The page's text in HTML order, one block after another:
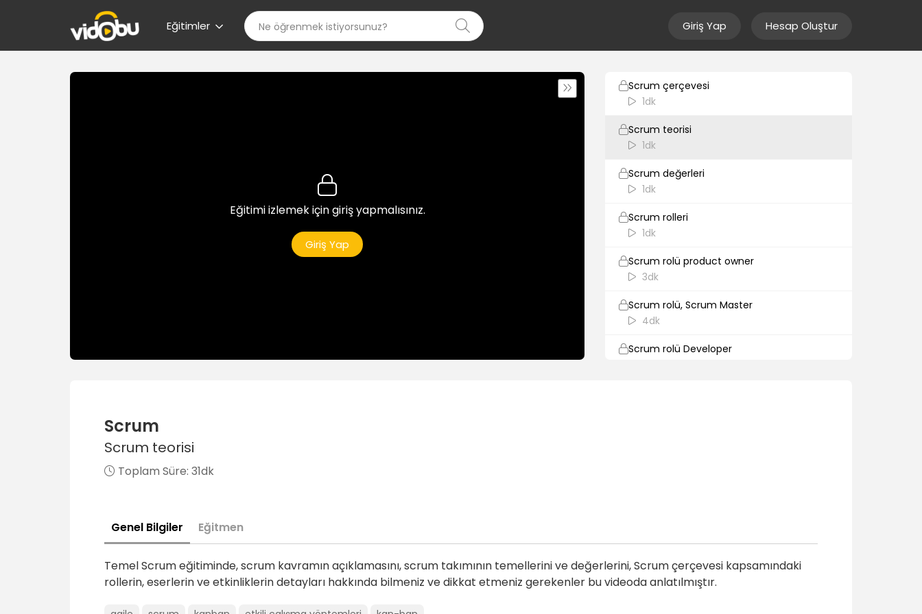
Eğitimler Giriş Yap Hesap Oluştur
Eğitimi izlemek için giriş yapmalısınız.
Giriş Yap
Scrum çerçevesi
1dk
Scrum teorisi
1dk
Scrum değerleri
1dk
Scrum rolleri
1dk
Scrum rolü product owner
3dk
Scrum rolü, Scrum Master
4dk
Scrum rolü Developer
Scrum etkinliği Sprint Review
1dk
Scrum
Scrum teorisi
Toplam Süre: 31dk
Genel Bilgiler Eğitmen
Temel Scrum eğitiminde, scrum kavramın açıklamasını, scrum takımının temellerini ve değerlerini, Scrum çerçevesi kapsamındaki
rollerin, eserlerin ve etkinliklerin detayları hakkında bilmeniz ve dikkat etmeniz gerekenler bu videoda anlatılmıştır.